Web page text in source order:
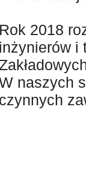
Rok 2018
inżynierów i
naszych
czynnych